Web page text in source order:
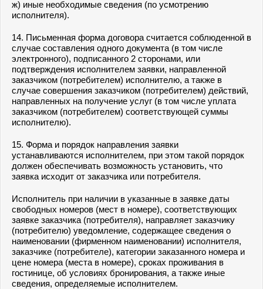
ж) иные необходимые сведения (по усмотрению
исполнителя).
14. Письменная форма договора считается соблюденной в
случае составления одного документа (в том числе
электронного), подписанного 2 сторонами, или
подтверждения исполнителем заявки, направленной
заказчиком (потребителем) исполнителю, а также в
случае совершения заказчиком (потребителем) действий,
направленных на получение услуг (в том числе уплата
заказчиком (потребителем) соответствующей суммы
исполнителю).
15. Форма и порядок направления заявки
устанавливаются исполнителем, при этом такой порядок
должен обеспечивать возможность установить, что
заявка исходит от заказчика или потребителя.
Исполнитель при наличии в указанные в заявке даты
свободных номеров (мест в номере), соответствующих
заявке заказчика (потребителя), направляет заказчику
(потребителю) уведомление, содержащее сведения о
наименовании (фирменном наименовании) исполнителя,
заказчике (потребителе), категории заказанного номера и
цене номера (места в номере), сроках проживания в
гостинице, об условиях бронирования, а также иные
сведения, определяемые исполнителем.